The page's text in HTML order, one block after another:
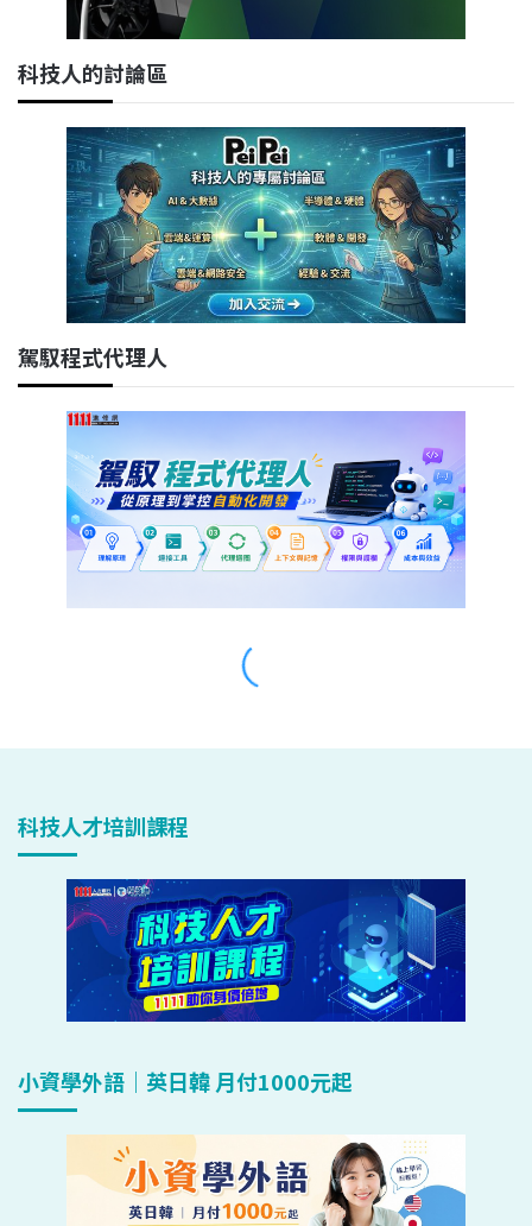
科技人才培訓課程
小資學外語｜英日韓 月付1000元起